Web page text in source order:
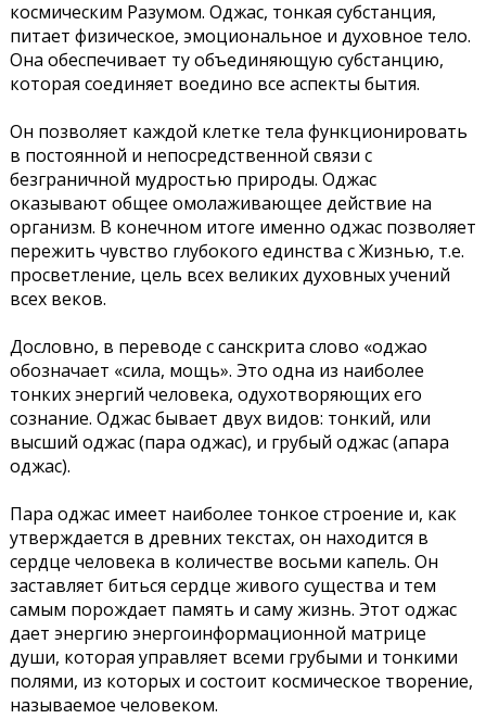
космическим Разумом. Оджас, тонкая субстанция,
питает физическое, эмоциональное и духовное тело.
Она обеспечивает ту объединяющую субстанцию,
которая соединяет воедино все аспекты бытия.
Он позволяет каждой клетке тела функционировать
в постоянной и непосредственной связи с
безграничной мудростью природы. Оджас
оказывают общее омолаживающее действие на
организм. В конечном итоге именно оджас позволяет
пережить чувство глубокого единства с Жизнью, т.е.
просветление, цель всех великих духовных учений
всех веков.
Дословно, в переводе с санскрита слово «оджао
обозначает «сила, мощь». Это одна из наиболее
тонких энергий человека, одухотворяющих его
сознание. Оджас бывает двух видов: тонкий, или
высший оджас (пара оджас), и грубый оджас (апара
оджас).
Пара оджас имеет наиболее тонкое строение и, как
утверждается в древних текстах, он находится в
сердце человека в количестве восьми капель. Он
заставляет биться сердце живого существа и тем
самым порождает память и саму жизнь. Этот оджас
дает энергию энергоинформационной матрице
души, которая управляет всеми грубыми и тонкими
полями, из которых и состоит космическое творение,
называемое человеком.